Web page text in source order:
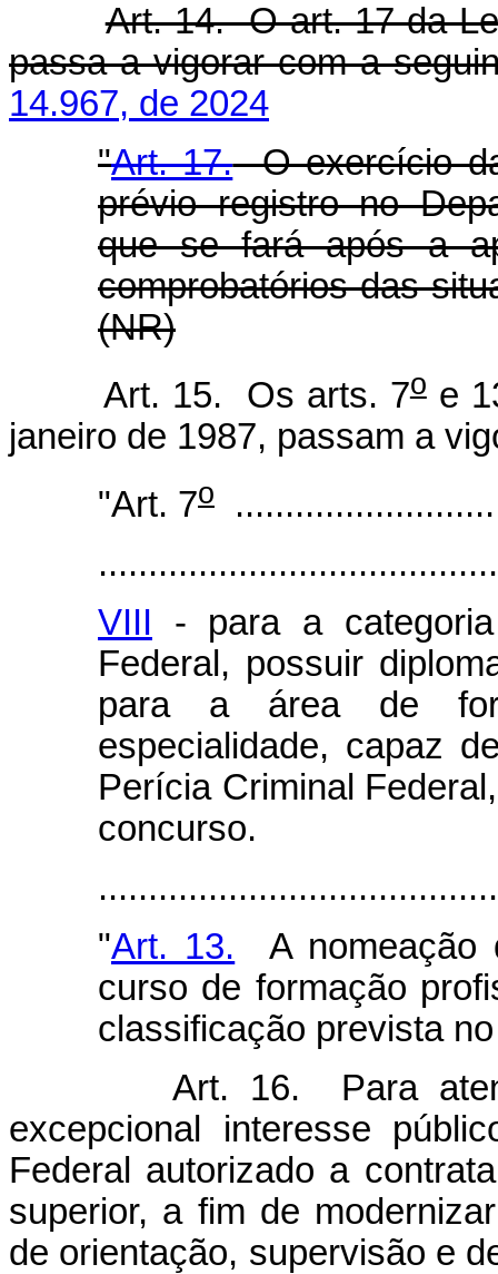
Art. 14. O art. 17 da
passa a vigorar com a
14.967, de 2024
"Art. 17.O exercício
prévio registro no
que se fará após a
comprobatórios das
(NR)
Art. 15. Os arts. 7oe
janeiro de 1987, passam a
"Art. 7o
VIII - para a
Federal, possuir
para a área de
especialidade, capaz
Perícia Criminal
concurso.
"Art. 13. A nomeação
curso de formação
classificação prevista
Art. 16. Para
excepcional interesse
Federal autorizado a
superior, a fim de
de orientação, supervisão e